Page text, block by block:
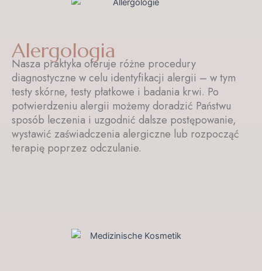
Alergologia
Nasza praktyka oferuje różne procedury
diagnostyczne w celu identyfikacji alergii – w tym
testy skórne, testy płatkowe i badania krwi. Po
potwierdzeniu alergii możemy doradzić Państwu
sposób leczenia i uzgodnić dalsze postępowanie,
wystawić zaświadczenia alergiczne lub rozpocząć
terapię poprzez odczulanie.